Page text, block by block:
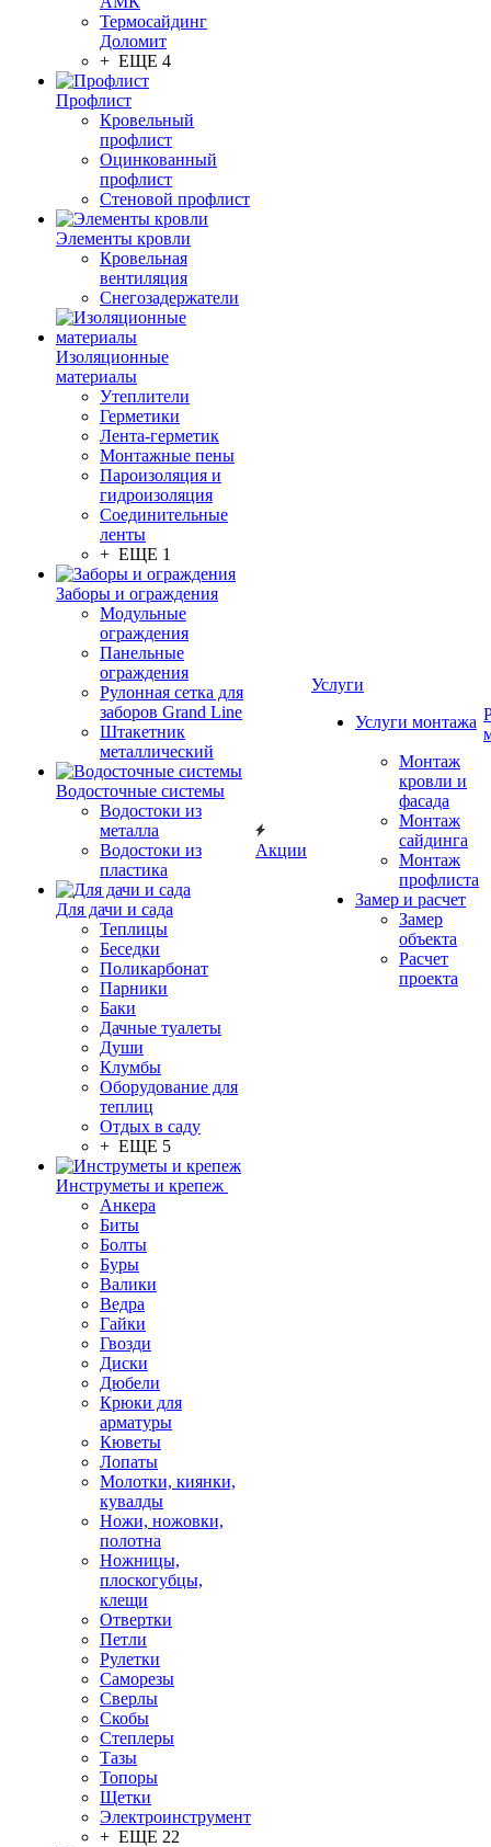
Термосайдинг
Доломит
+ ЕЩЕ 4
Профлист
Кровельный
профлист
Оцинкованный
профлист
Стеновой профлист
Элементы кровли
Кровельная
вентиляция
Снегозадержатели
Изоляционные
материалы
Утеплители
Герметики
Лента-герметик
Монтажные пены
Пароизоляция и
гидроизоляция
Соединительные
ленты
+ ЕЩЕ 1
Заборы и ограждения
Модульные
ограждения
Панельные
ограждения
Рулонная сетка для
заборов Grand Line
Штакетник
металлический
Водосточные системы
Водостоки из
металла
Водостоки из
пластика
Для дачи и сада
Теплицы
Беседки
Поликарбонат
Парники
Баки
Дачные туалеты
Души
Клумбы
Оборудование для
теплиц
Отдых в саду
+ ЕЩЕ 5
Инструметы и крепеж
Анкера
Биты
Болты
Буры
Валики
Ведра
Гайки
Гвозди
Диски
Дюбели
Крюки для
арматуры
Кюветы
Лопаты
Молотки, киянки,
кувалды
Ножи, ножовки,
полотна
Ножницы,
плоскогубцы,
клещи
Отвертки
Петли
Рулетки
Саморезы
Сверлы
Скобы
Степлеры
Тазы
Топоры
Щетки
Электроинструмент
+ ЕЩЕ 22
Акции
Услуги
Услуги монтажа
Монтаж
кровли и
фасада
Монтаж
сайдинга
Монтаж
профлиста
Замер и расчет
Замер
объекта
Расчет
проекта